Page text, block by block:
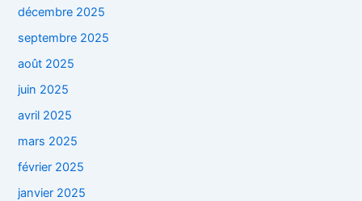
décembre 2025
septembre 2025
août 2025
juin 2025
avril 2025
mars 2025
février 2025
janvier 2025